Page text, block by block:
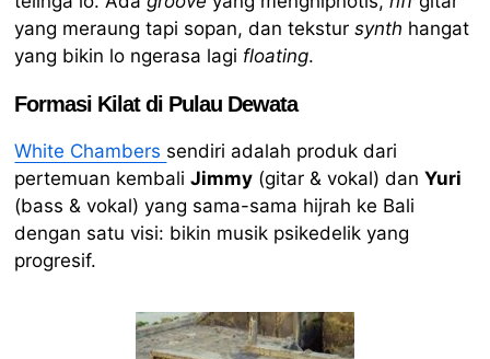
yang meraung tapi sopan, dan tekstursynth hangat
yang bikin lo ngerasa lagi floating.
Formasi Kilat di Pulau Dewata
White Chambers sendiri adalah produk dari
pertemuan kembaliJimmy (gitar & vokal) danYuri
(bass & vokal) yang sama-sama hijrah ke Bali
dengan satu visi: bikin musik psikedelik yang
progresif.